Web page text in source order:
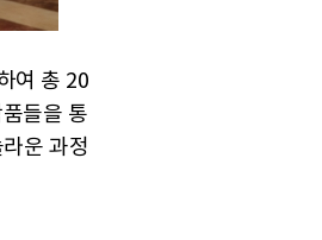
여 총 20
들을 통
운 과정